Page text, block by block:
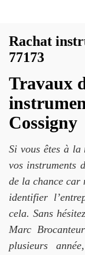
Rachat
77173
Travaux
Cossigny
Si vous êtes à la
vos instruments
de la chance car
identifier
cela. Sans
Marc
plusieurs